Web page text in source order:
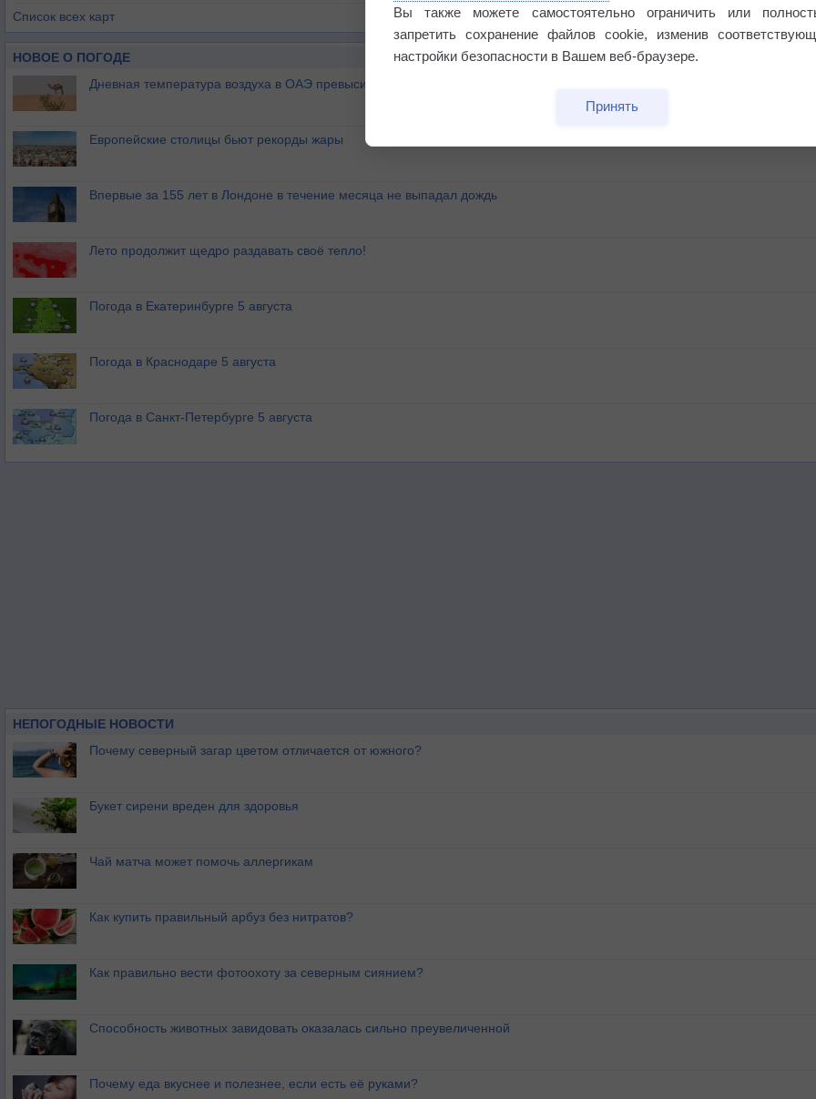
Список всех карт
НОВОЕ О ПОГОДЕ
Дневная температура воздуха в ОАЭ превысила +51°
Европейские столицы бьют рекорды жары
Впервые за 155 лет в Лондоне в течение месяца не выпадал дождь
Лето продолжит щедро раздавать своё тепло!
Погода в Екатеринбурге 5 августа
Погода в Краснодаре 5 августа
Погода в Санкт-Петербурге 5 августа
НЕПОГОДНЫЕ НОВОСТИ
Почему северный загар цветом отличается от южного?
Букет сирени вреден для здоровья
Чай матча может помочь аллергикам
Как купить правильный арбуз без нитратов?
Как правильно вести фотоохоту за северным сиянием?
Способность животных завидовать оказалась сильно преувеличенной
Почему еда вкуснее и полезнее, если есть её руками?
Вы также можете самостоятельно ограничить или
запретить сохранение файлов cookie, изменив
настройки безопасности в Вашем веб-браузере.
Принять